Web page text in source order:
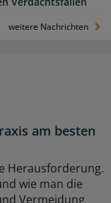
weitere Nachrichten
am besten
Herausforderung.
wie man die
Vermeidung